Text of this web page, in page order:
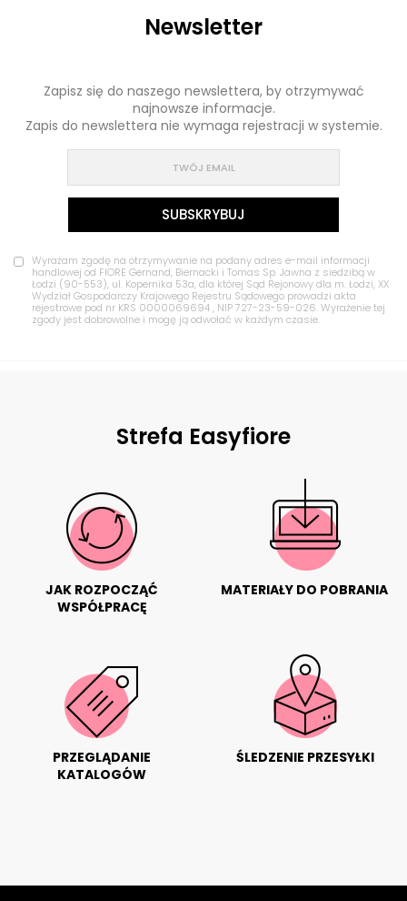
Newsletter
Zapisz się do naszego newslettera, by otrzymywać
najnowsze informacje.
Zapis do newslettera nie wymaga rejestracji w systemie.
Wyrażam zgodę na otrzymywanie na podany adres e-mail informacji
handlowej od FIORE Gernand, Biernacki i Tomas Sp. Jawna z siedzibą w
Łodzi (90-553), ul. Kopernika 53a, dla której Sąd Rejonowy dla m. Łodzi, XX
Wydział Gospodarczy Krajowego Rejestru Sądowego prowadzi akta
rejestrowe pod nr KRS 0000069694 , NIP 727-23-59-026. Wyrażenie tej
zgody jest dobrowolne i mogę ją odwołać w każdym czasie.
Strefa Easyfiore
JAK ROZPOCZĄĆ
WSPÓŁPRACĘ
MATERIAŁY DO POBRANIA
PRZEGLĄDANIE
KATALOGÓW
ŚLEDZENIE PRZESYŁKI